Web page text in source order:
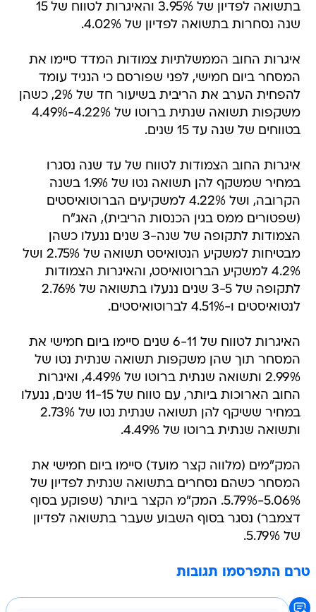
איגרות החוב הממשלתיות צמודות המדד סיימו את
להפחית הערב את הריבית בשיעור חד של 2%, כשהן
משקפות תשואה שנתית ברוטו של 4.22%-4.49%
בטווחים של שנה עד 15 שנים.
איגרות החוב הצמודות לטווח של עד שנה נסגרו
הקרובה, ושל 4.22% למשקיעים הברוטואיסטים
(שפטורים ממס בגין הכנסות הריבית), האג"ח
הצמודות לתקופה של שנה-3 שנים ננעלו כשהן
4.2% למשקיע הברוטואיסט, והאיגרות הצמודות
לתקופה של 3-5 שנים ננעלו בתשואה של 2.76%
לנטואיסטים ו-4.51% לברוטואיסטים.
האיגרות לטווח של 6-11 שנים סיימו ביום חמישי את
2.99% ותשואה שנתית ברוטו של 4.49%, ואיגרות
החוב הארוכות ביותר, עם טווח של 11-15 שנים, ננעלו
במחיר ששיקף להן תשואה שנתית נטו של 2.73%
ותשואה שנתית ברוטו של 4.49%.
המק"מים (מלווה קצר מועד) סיימו ביום חמישי את
5.06%-5.79%. המק"מ הקצר ביותר (שפוקע בסוף
דצמבר) נסגר בסוף השבוע שעבר בתשואה לפדיון
של 5.79%.
טרם התפרסמו תגובות